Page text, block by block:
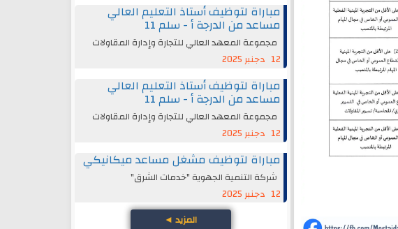
مباراة لتوظيف أستاذ التعليم العالي
مساعد من الدرجة أ - سلم 11
مجموعة المعهد العالي للتجارة وإدارة المقاولات
12 دجنبر 2025
مباراة لتوظيف أستاذ التعليم العالي
مساعد من الدرجة أ - سلم 11
مجموعة المعهد العالي للتجارة وإدارة المقاولات
12 دجنبر 2025
مباراة لتوظيف مشغل مساعد ميكانيكي
شركة التنمية الجهوية "خدمات الشرق"
12 دجنبر 2025
المزيد ◄